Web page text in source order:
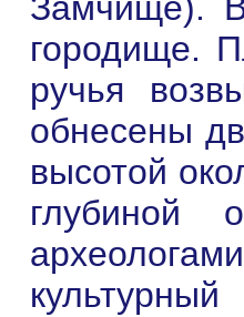
городище.
ручья
обнесены
высотой
глубиной